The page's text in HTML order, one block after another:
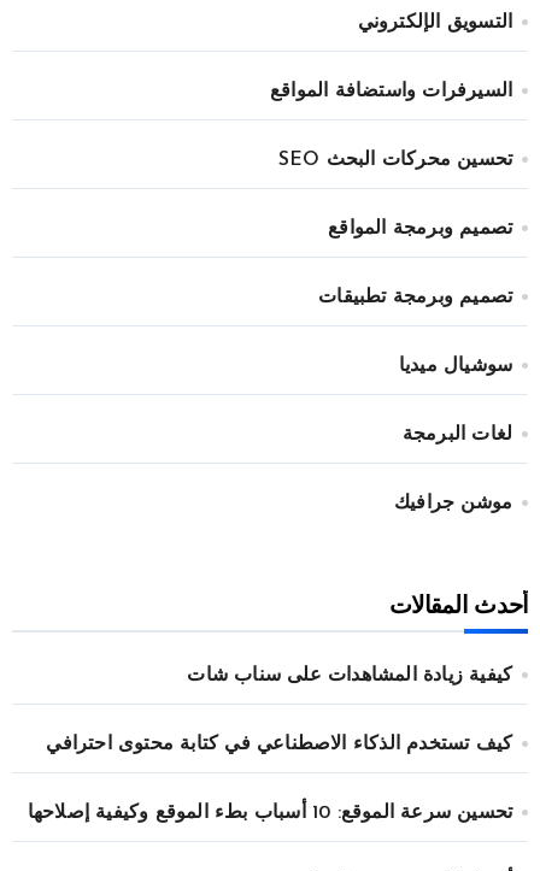
التسويق الإلكتروني
السيرفرات واستضافة المواقع
تحسين محركات البحث SEO
تصميم وبرمجة المواقع
تصميم وبرمجة تطبيقات
سوشيال ميديا
لغات البرمجة
موشن جرافيك
أحدث المقالات
كيفية زيادة المشاهدات على سناب شات
كيف تستخدم الذكاء الاصطناعي في كتابة محتوى احترافي
تحسين سرعة الموقع: 10 أسباب بطء الموقع وكيفية إصلاحها